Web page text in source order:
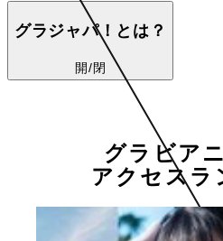
グラジャパ！とは？
開/閉
グラビア
アクセスラ